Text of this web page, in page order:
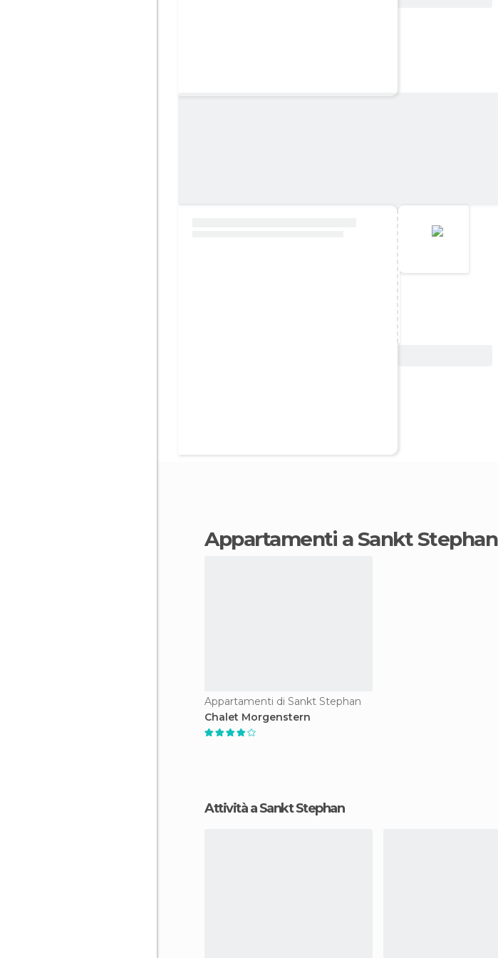
appartamenti a Sankt Stephan
Appartamenti di Sankt Stephan
Chalet Morgenstern
Attività a Sankt Stephan